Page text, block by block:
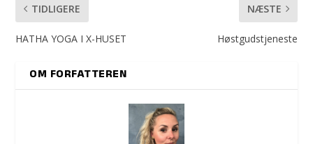
TIDLIGERE
HATHA YOGA I X-HUSET
NÆSTE
Høstgudstjeneste
OM FORFATTEREN